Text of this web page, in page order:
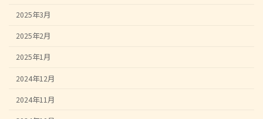
2025年3月
2025年2月
2025年1月
2024年12月
2024年11月